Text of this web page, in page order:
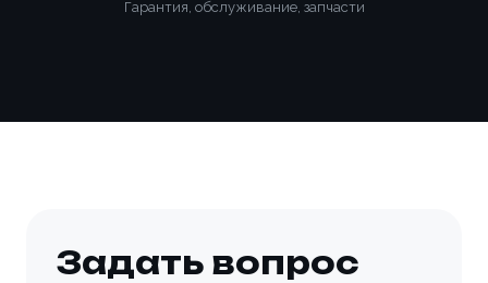
Гарантия, обслуживание, запчасти
Задать вопрос